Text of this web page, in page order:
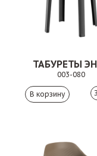
ТАБУРЕТЫ
003-080